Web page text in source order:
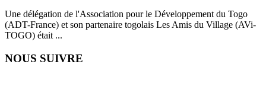
Une délégation de l'Association pour le Développement du Togo
(ADT-France) et son partenaire togolais Les Amis du Village (AVi-
TOGO) était ...
NOUS SUIVRE